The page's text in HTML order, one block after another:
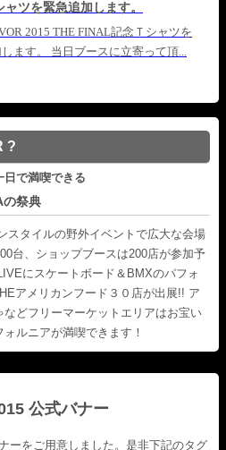
?
日で満喫できる
の祭典
スタイルの野外イベントで広大な会場
台、ショップブースは200店が参加予
にスケートボード＆BMXのパフォ
アメリカンフード３０店が出展!! ア
などフリーマーケットエリアはお宝い
ルニアが満喫できます！
公式バナー
ーをご用意しました。是非下記のタグ